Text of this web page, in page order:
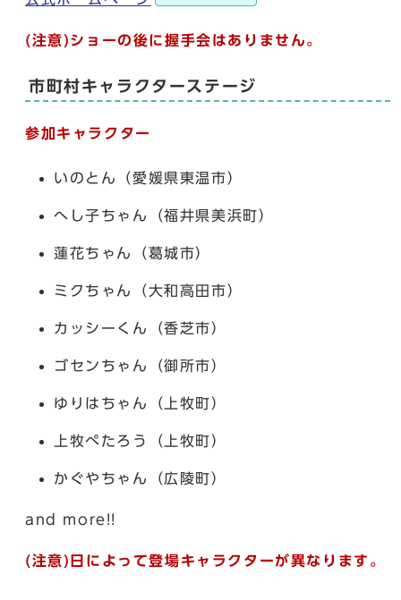
(注意)ショーの後に握手会はありません。
市町村キャラクターステージ
参加キャラクター
いのとん（愛媛県東温市）
へし子ちゃん（福井県美浜町）
蓮花ちゃん（葛城市）
ミクちゃん（大和高田市）
カッシーくん（香芝市）
ゴセンちゃん（御所市）
ゆりはちゃん（上牧町）
上牧ぺたろう（上牧町）
かぐやちゃん（広陵町）
and more!!
(注意) 日によって登場キャラクターが異なります。